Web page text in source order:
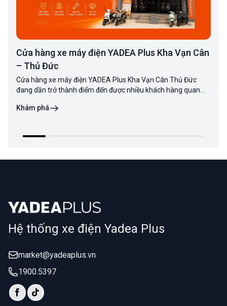
Cửa hàng xe máy điện YADEA Plus Kha Vạn Cân
– Thủ Đức
Cửa hàng xe máy điện YADEA Plus Kha Vạn Cân Thủ Đức
đang dần trở thành điểm đến được nhiều khách hàng quan
hãng. Với vị trí thuận tiện tại Thủ Đức,
Khám phá
Hệ thống xe điện Yadea Plus
market@yadeaplus.vn
1900.5397